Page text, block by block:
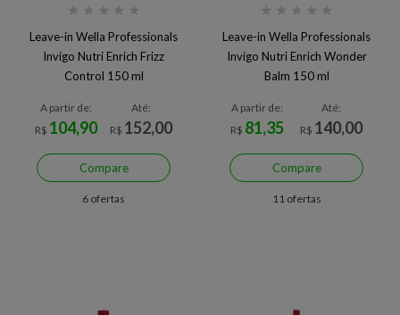
★ ★ ★ ★ ★
Leave-in Wella Professionals
Invigo Nutri Enrich Frizz
Control 150 ml
A partir de:
R$ 104,90
Até:
R$ 152,00
Compare
6 ofertas
★ ★ ★ ★ ★
Leave-in Wella Professionals
Invigo Nutri Enrich Wonder
Balm 150 ml
A partir de:
R$ 81,35
Até:
R$ 140,00
Compare
11 ofertas